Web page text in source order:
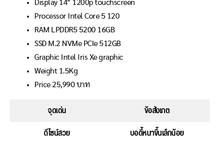
Display 14″ 1200p touchscreen
Processor Intel Core 5 120
RAM LPDDR5 5200 16GB
SSD M.2 NVMe PCIe 512GB
Graphic Intel Iris Xe graphic
Weight 1.5Kg
Price 25,990 บาท
จุดเด่น
ข้อสังเกต
ดีไซน์สวย
บอดี้หนาขึ้นเล็กน้อย